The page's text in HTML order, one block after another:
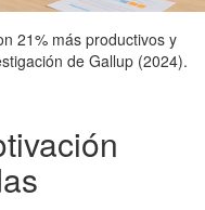
21% más productivos y
de Gallup (2024).